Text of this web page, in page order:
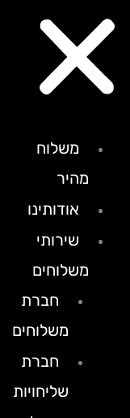
משלוח
מהיר
אודותינו
שירותי
משלוחים
חברת
משלוחים
חברת
שליחויות